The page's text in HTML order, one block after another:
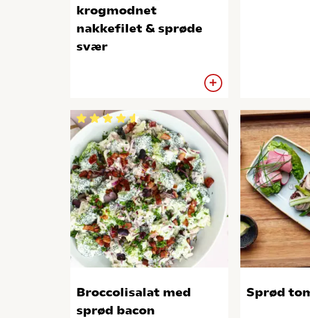
krogmodnet
nakkefilet & sprøde
svær
Broccolisalat med
sprød bacon
Sprød